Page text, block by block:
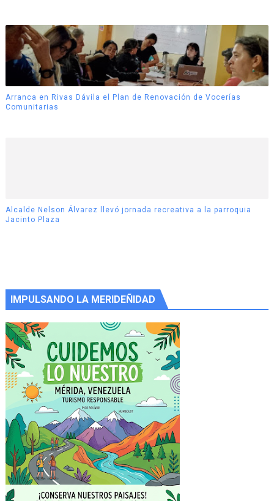
Arranca en Rivas Dávila el Plan de Renovación de Vocerías
Comunitarias
Alcalde Nelson Álvarez llevó jornada recreativa a la parroquia
Jacinto Plaza
IMPULSANDO LA MERIDEÑIDAD